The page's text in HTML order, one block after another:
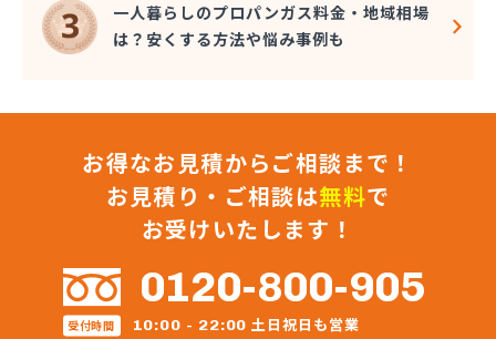
一人暮らしのプロパンガス料金・地域相場
は？安くする方法や悩み事例も
お得なお見積からご相談まで！
お見積り・ご相談は無料で
お受けいたします！
0120-800-905
受付時間 10:00 - 22:00 土日祝日も営業